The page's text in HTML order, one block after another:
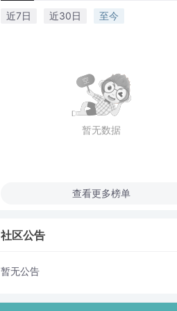
近7日 近30日 至今
暂无数据
查看更多榜单
社区公告
暂无公告